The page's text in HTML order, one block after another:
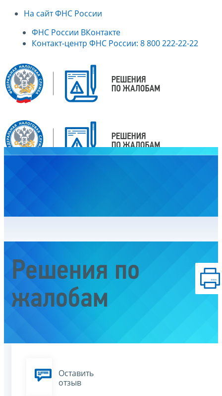
На сайт ФНС России
ФНС России ВКонтакте
Контакт-центр ФНС России: 8 800 222-22-22
Решения по
жалобам
Оставить
отзыв